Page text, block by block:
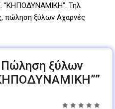
“ΚΗΠΟΔΥΝΑΜΙΚΗ”. Τηλ
πώληση ξύλων Αχαρνές
ξύλων